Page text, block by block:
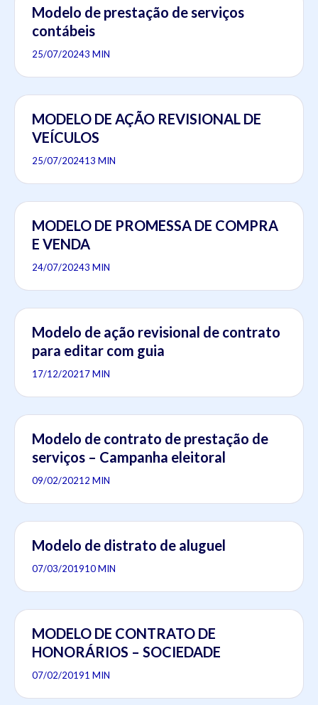
Modelo de prestação de serviços
contábeis
25/07/20243 MIN
MODELO DE AÇÃO REVISIONAL DE
VEÍCULOS
25/07/202413 MIN
MODELO DE PROMESSA DE COMPRA
E VENDA
24/07/20243 MIN
Modelo de ação revisional de contrato
para editar com guia
17/12/20217 MIN
Modelo de contrato de prestação de
serviços – Campanha eleitoral
09/02/20212 MIN
Modelo de distrato de aluguel
07/03/201910 MIN
MODELO DE CONTRATO DE
HONORÁRIOS – SOCIEDADE
07/02/20191 MIN